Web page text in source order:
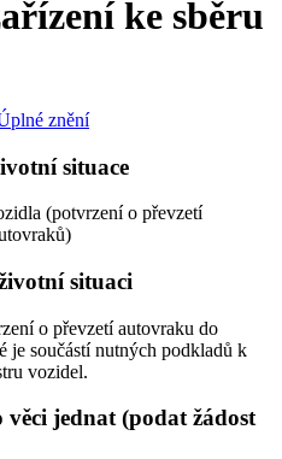
ke sběru
znění
situace
(potvrzení o převzetí
situaci
o převzetí autovraku do
je součástí nutných podkladů k
vozidel.
jednat (podat žádost